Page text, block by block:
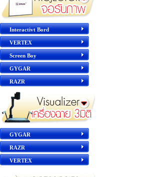
Interactivt Bord
VERTEX
Screen Boy
GYGAR
RAZR
GYGAR
RAZR
VERTEX